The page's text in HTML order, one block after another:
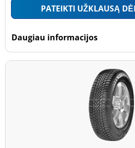
PATEIKTI UŽKLAUSĄ
Daugiau informacijos